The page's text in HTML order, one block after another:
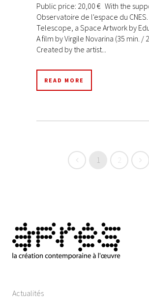
Public price: 20,00 € With the
Observatoire de l'espace du
Telescope, a Space Artwork by
A film by Virgile Novarina (35 min. /
Created by the artist...
READ MORE
1
Actualités